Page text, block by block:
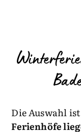
Die Auswahl
Ferienhöfe